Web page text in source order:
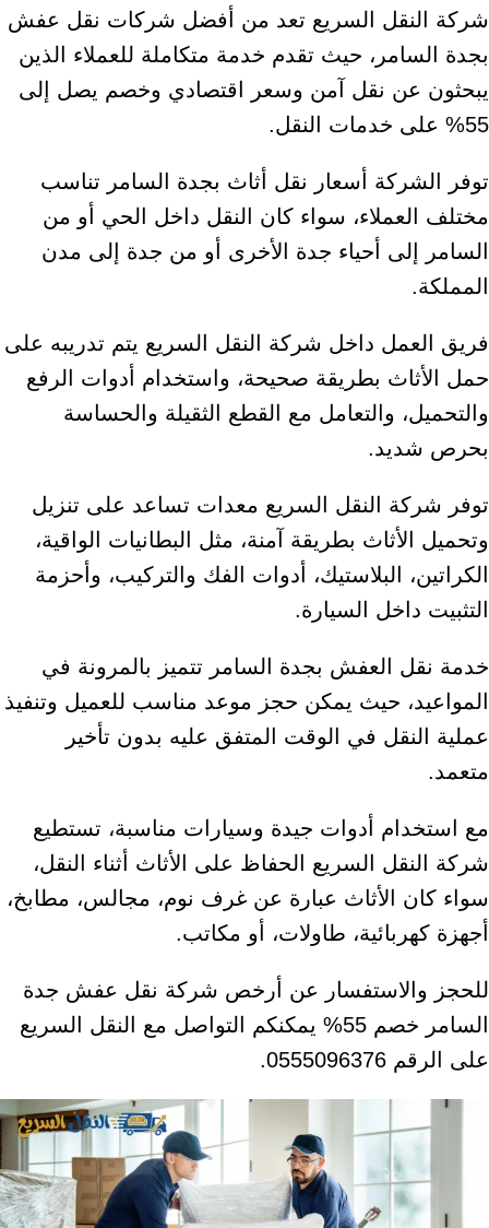
شركة النقل السريع تعد من أفضل شركات نقل عفش
بجدة السامر، حيث تقدم خدمة متكاملة للعملاء الذين
يبحثون عن نقل آمن وسعر اقتصادي وخصم يصل إلى
55% على خدمات النقل.
توفر الشركة أسعار نقل أثاث بجدة السامر تناسب
مختلف العملاء، سواء كان النقل داخل الحي أو من
السامر إلى أحياء جدة الأخرى أو من جدة إلى مدن
المملكة.
فريق العمل داخل شركة النقل السريع يتم تدريبه على
حمل الأثاث بطريقة صحيحة، واستخدام أدوات الرفع
والتحميل، والتعامل مع القطع الثقيلة والحساسة
بحرص شديد.
توفر شركة النقل السريع معدات تساعد على تنزيل
وتحميل الأثاث بطريقة آمنة، مثل البطانيات الواقية،
الكراتين، البلاستيك، أدوات الفك والتركيب، وأحزمة
التثبيت داخل السيارة.
خدمة نقل العفش بجدة السامر تتميز بالمرونة في
المواعيد، حيث يمكن حجز موعد مناسب للعميل وتنفيذ
عملية النقل في الوقت المتفق عليه بدون تأخير
متعمد.
مع استخدام أدوات جيدة وسيارات مناسبة، تستطيع
شركة النقل السريع الحفاظ على الأثاث أثناء النقل،
سواء كان الأثاث عبارة عن غرف نوم، مجالس، مطابخ،
أجهزة كهربائية، طاولات، أو مكاتب.
للحجز والاستفسار عن أرخص شركة نقل عفش جدة
السامر خصم 55% يمكنكم التواصل مع النقل السريع
على الرقم 0555096376.